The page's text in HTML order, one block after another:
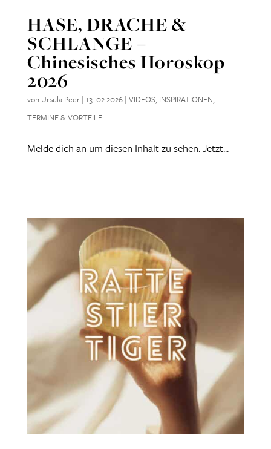
HASE, DRACHE &
SCHLANGE –
Chinesisches Horoskop
2026
von Ursula Peer| 13. 02 2026| VIDEOS, INSPIRATIONEN,
TERMINE & VORTEILE
Melde dich an um diesen Inhalt zu sehen. Jetzt...